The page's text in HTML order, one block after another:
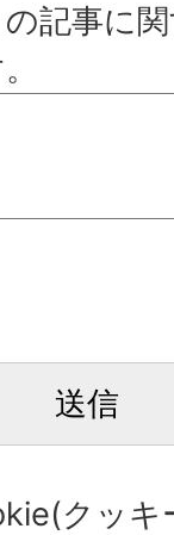
記事に
クッキ